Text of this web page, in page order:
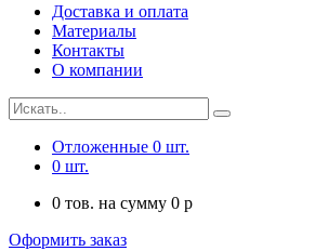
Доставка и оплата
Материалы
Контакты
О компании
Отложенные 0 шт.
0 шт.
0 тов. на сумму 0 p
Оформить заказ